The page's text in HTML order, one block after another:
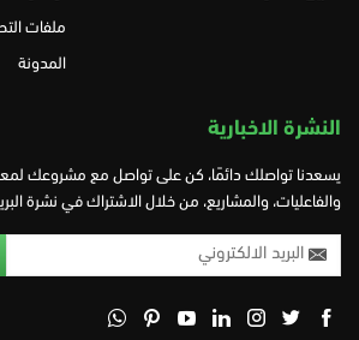
ملفات
المدونة
النشرة الاخبارية
يسعدنا تواصلك دائمًا، كن على تواصل مع مشروعك
والفاعليات، والمشاريع، من خلال الاشتراك في نشرة